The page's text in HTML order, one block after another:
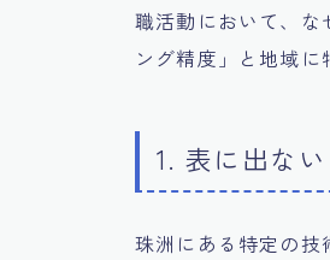
職活動において、な
ング精度」と地域に
1. 表に出な
珠洲にある特定の技